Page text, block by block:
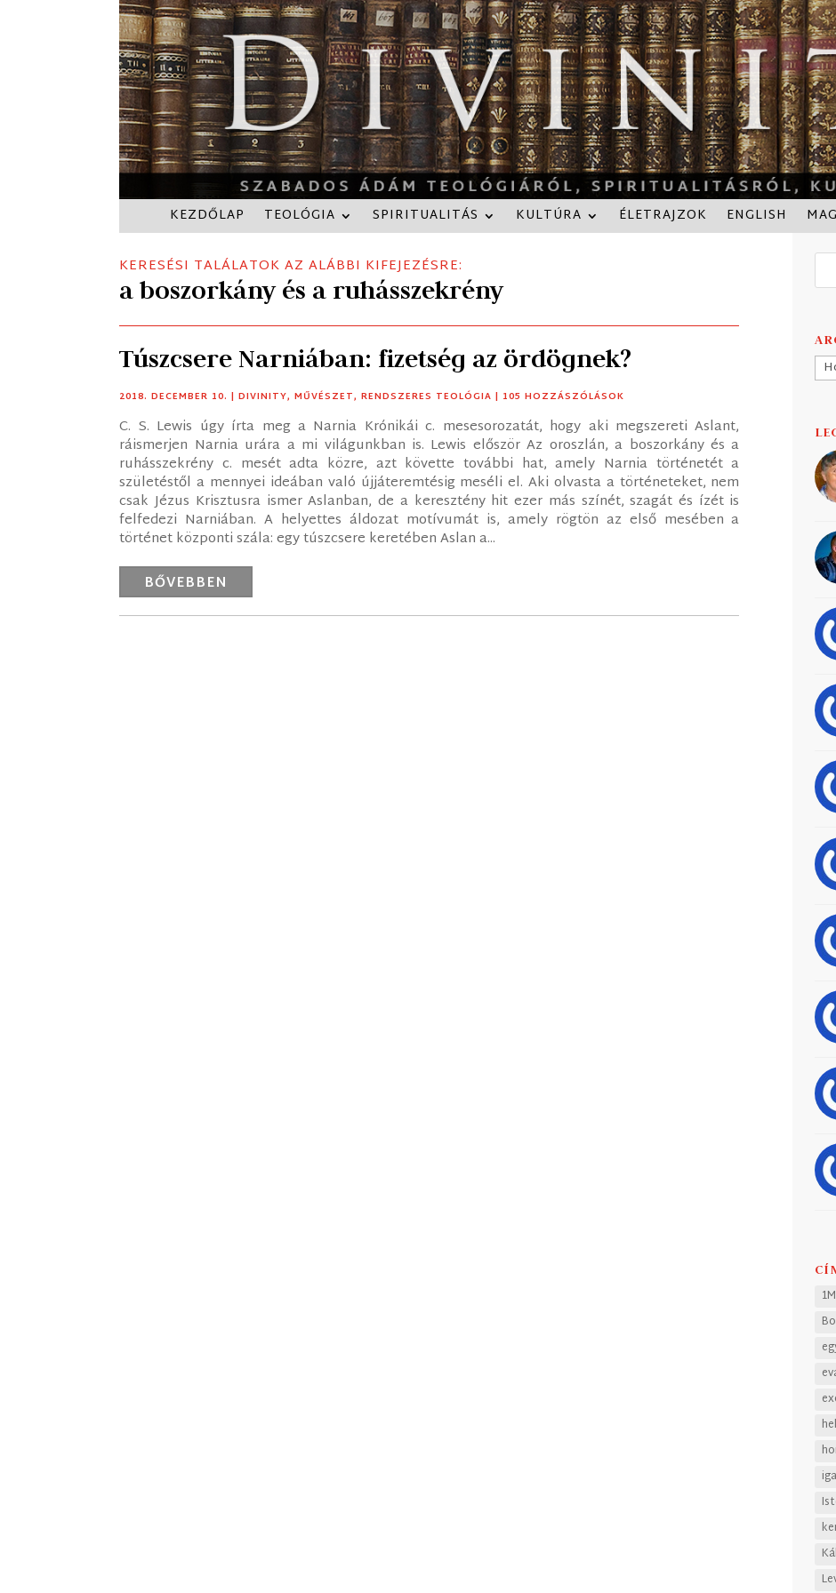
KEZDŐLAP TEOLÓGIA SPIRITUALITÁS KULTÚRA ÉLETRAJZOK ENGLISH
KERESÉSI TALÁLATOK AZ ALÁBBI KIFEJEZÉSRE:
a boszorkány és a ruhásszekrény
Túszcsere Narniában: fizetség az ördögnek?
2018. DECEMBER 10. |DIVINITY,MŰVÉSZET,RENDSZERES TEOLÓGIA | 105 HOZZÁSZÓLÁSOK
C. S. Lewis úgy írta meg a Narnia Krónikái c. mesesorozatát, hogy aki megszereti Aslant,
ráismerjen Narnia urára a mi világunkban is. Lewis először Az oroszlán, a boszorkány és a
ruhásszekrény c. mesét adta közre, azt követte további hat, amely Narnia történetét a
születéstől a mennyei ideában való újjáteremtésig meséli el. Aki olvasta a történeteket, nem
csak Jézus Krisztusra ismer Aslanban, de a keresztény hit ezer más színét, szagát és ízét is
felfedezi Narniában. A helyettes áldozat motívumát is, amely rögtön az első mesében a
történet központi szála: egy túszcsere keretében Aslan a...
BŐVEBBEN